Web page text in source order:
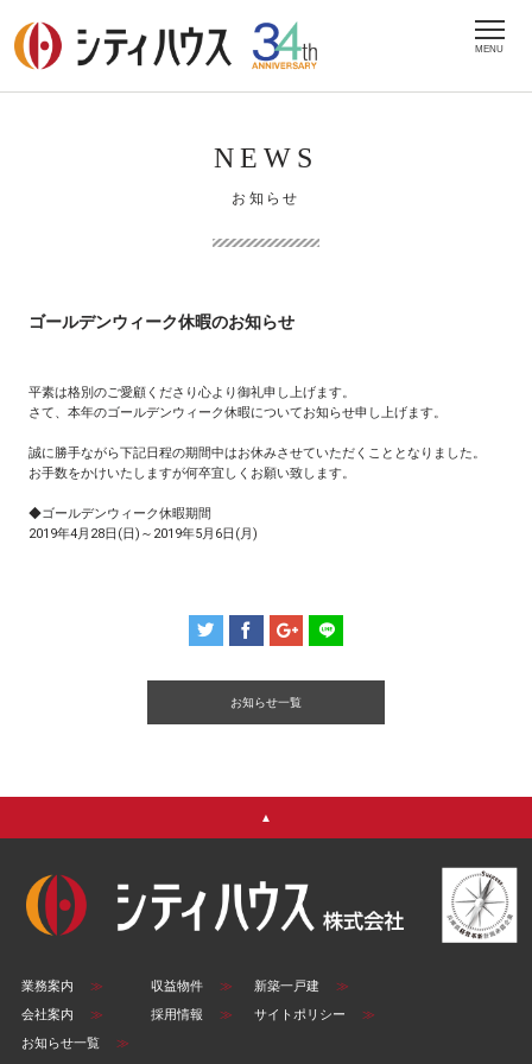
MENU
NEWS
お知らせ
ゴールデンウィーク休暇のお知らせ
平素は格別のご愛顧くださり心より御礼申し上げます。
さて、本年のゴールデンウィーク休暇についてお知らせ申し上げます。
誠に勝手ながら下記日程の期間中はお休みさせていただくこととなりました。
お手数をかけいたしますが何卒宜しくお願い致します。
◆ゴールデンウィーク休暇期間
2019年4月28日(日)～2019年5月6日(月)
お知らせ一覧
▲
業務案内 ≫
会社案内 ≫
お知らせ一覧 ≫
収益物件 ≫
採用情報 ≫
新築一戸建 ≫
サイトポリシー ≫